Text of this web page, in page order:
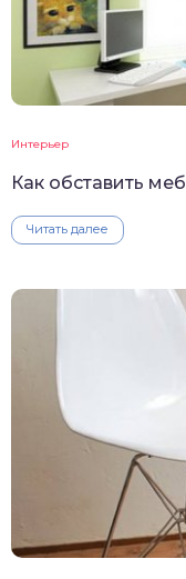
Интерьер
Как обставить
Читать далее